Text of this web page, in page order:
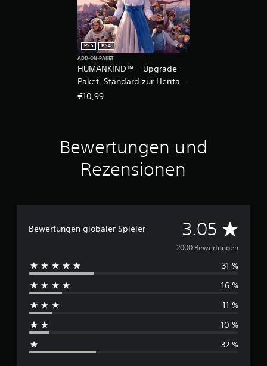
HUMANKIND™ – Upgrade-
Paket, Standard zur Heritage
Edition
PS5
PS4
ADD-ON-PAKET
€10,99
Bewertungen und
Rezensionen
Bewertungen globaler Spieler 3.05 D
u
r
c
s
2000 Bewertungen
31 %
16 %
11 %
10 %
32 %